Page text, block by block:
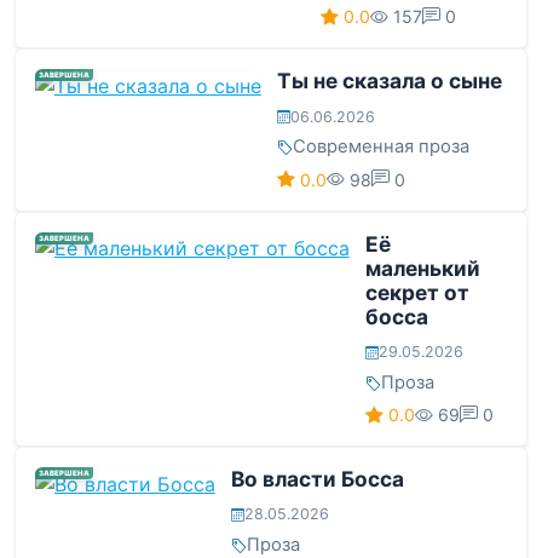
0.0 157 0
ЗАВЕРШЕНА Ты не сказала о сыне
06.06.2026
Современная проза
0.0 98 0
ЗАВЕРШЕНА
Её
маленький
секрет от
босса
29.05.2026
Проза
0.0 69 0
ЗАВЕРШЕНА Во власти Босса
28.05.2026
Проза